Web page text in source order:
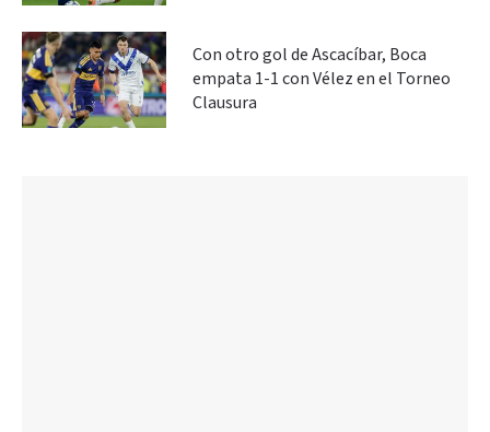
Con otro gol de Ascacíbar, Boca
empata 1-1 con Vélez en el Torneo
Clausura